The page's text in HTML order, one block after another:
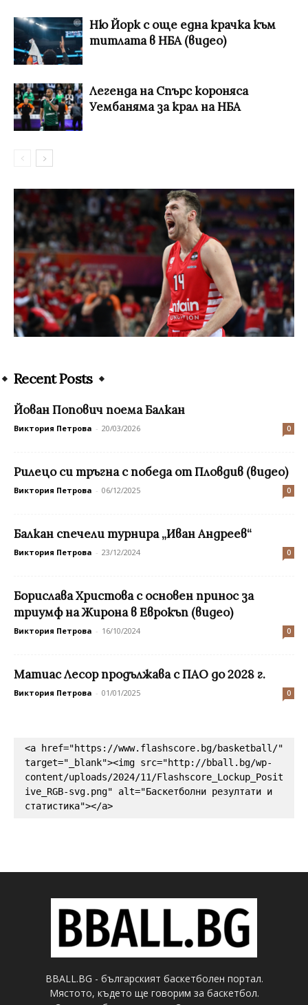
Ню Йорк с още една крачка към
титлата в НБА (видео)
Легенда на Спърс короняса
Уембаняма за крал на НБА
Recent Posts
Йован Попович поема Балкан
Виктория Петрова - 20/03/2026 0
Рилецо си тръгна с победа от Пловдив (видео)
Виктория Петрова - 06/12/2025 0
Балкан спечели турнира „Иван Андреев“
Виктория Петрова - 23/12/2024 0
Борислава Христова с основен принос за
триумф на Жирона в Еврокъп (видео)
Виктория Петрова - 16/10/2024 0
Матиас Лесор продължава с ПАО до 2028 г.
Виктория Петрова - 01/01/2025 0
<a href="https://www.flashscore.bg/basketball/"
target="_blank"><img src="http://bball.bg/wp-
content/uploads/2024/11/Flashscore_Lockup_Posit
ive_RGB-svg.png" alt="Баскетболни резултати и
статистика"></a>
BBALL.BG - българският баскетболен портал.
Мястото, където ще говорим за баскетбол.